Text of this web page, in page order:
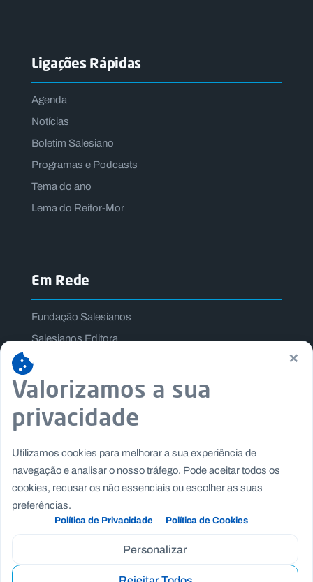
Ligações Rápidas
Agenda
Notícias
Boletim Salesiano
Programas e Podcasts
Tema do ano
Lema do Reitor-Mor
Em Rede
Fundação Salesianos
Salesianos Editora
Família Salesiana
Missão Dom Bosco
×
Valorizamos a sua
privacidade
Utilizamos cookies para melhorar a sua experiência de
navegação e analisar o nosso tráfego. Pode aceitar todos os
cookies, recusar os não essenciais ou escolher as suas
preferências.
Política de Privacidade Política de Cookies
Personalizar